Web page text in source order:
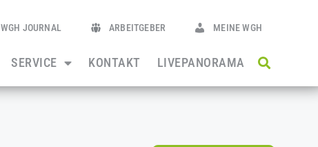
WGH JOURNAL ARBEITGEBER MEINE WGH
SERVICE KONTAKT LIVEPANORAMA